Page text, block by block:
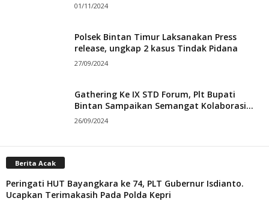
01/11/2024
Polsek Bintan Timur Laksanakan Press
release, ungkap 2 kasus Tindak Pidana
27/09/2024
Gathering Ke IX STD Forum, Plt Bupati
Bintan Sampaikan Semangat Kolaborasi...
26/09/2024
Berita Acak
Peringati HUT Bayangkara ke 74, PLT Gubernur Isdianto.
Ucapkan Terimakasih Pada Polda Kepri